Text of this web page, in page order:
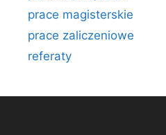
prace magisterskie
prace zaliczeniowe
referaty